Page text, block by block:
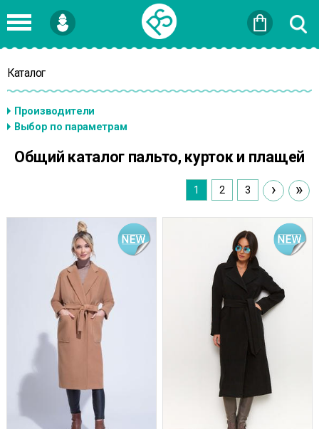
Войти
Каталог
Общий каталог пальто, курток и плащей
1 2 3 › »